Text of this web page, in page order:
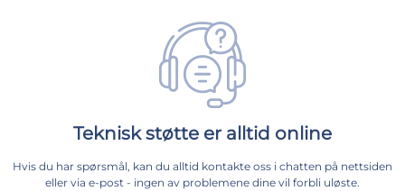
Teknisk støtte er alltid online
Hvis du har spørsmål, kan du alltid kontakte oss i chatten på nettsiden
eller via e-post - ingen av problemene dine vil forbli uløste.